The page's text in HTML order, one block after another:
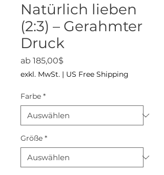
Natürlich lieben
(2:3) – Gerahmter
Druck
ab 185,00$
exkl. MwSt. | US Free Shipping
Farbe *
Größe *